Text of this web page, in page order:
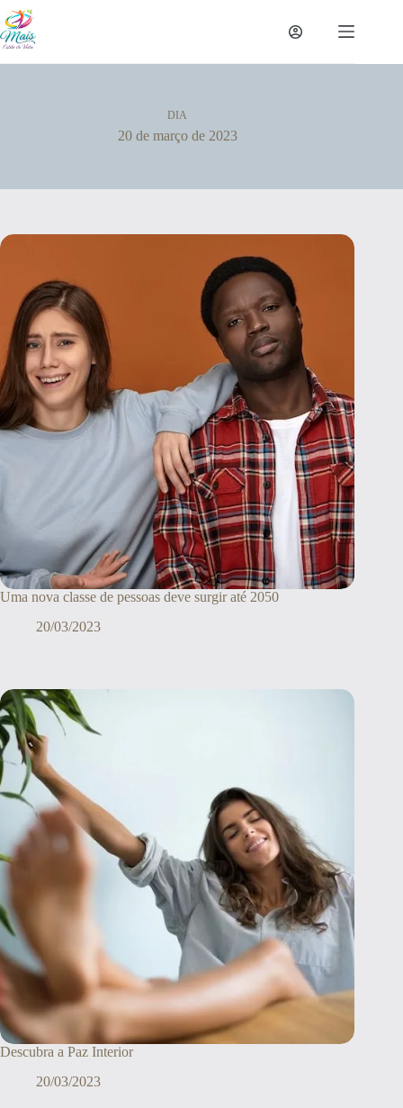
DIA
20 de março de 2023
Uma nova classe de pessoas deve surgir até 2050
20/03/2023
Descubra a Paz Interior
20/03/2023